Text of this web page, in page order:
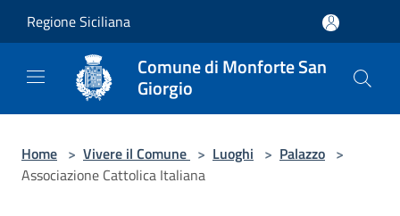
Regione Siciliana
Comune di Monforte San
Giorgio
Home > Vivere il Comune > Luoghi > Palazzo >
Associazione Cattolica Italiana